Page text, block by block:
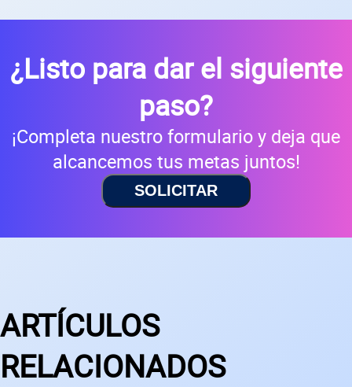
¿Listo para dar el siguiente
paso?
¡Completa nuestro formulario y deja que
alcancemos tus metas juntos!
SOLICITAR
ARTÍCULOS
RELACIONADOS